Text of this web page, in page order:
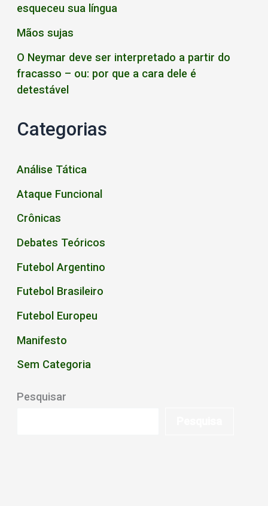
esqueceu sua língua
Mãos sujas
O Neymar deve ser interpretado a partir do
fracasso – ou: por que a cara dele é
detestável
Categorias
Análise Tática
Ataque Funcional
Crônicas
Debates Teóricos
Futebol Argentino
Futebol Brasileiro
Futebol Europeu
Manifesto
Sem Categoria
Pesquisar